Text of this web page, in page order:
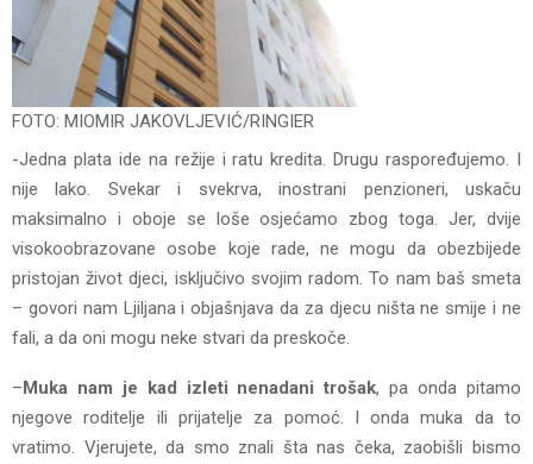
FOTO: MIOMIR JAKOVLJEVIĆ/RINGIER
-Jedna plata ide na režije i ratu kredita. Drugu raspoređujemo. I
nije lako. Svekar i svekrva, inostrani penzioneri, uskaču
maksimalno i oboje se loše osjećamo zbog toga. Jer, dvije
visokoobrazovane osobe koje rade, ne mogu da obezbijede
pristojan život djeci, isključivo svojim radom. To nam baš smeta
– govori nam Ljiljana i objašnjava da za djecu ništa ne smije i ne
fali, a da oni mogu neke stvari da preskoče.
–Muka nam je kad izleti nenadani trošak, pa onda pitamo
njegove roditelje ili prijatelje za pomoć. I onda muka da to
vratimo. Vjerujete, da smo znali šta nas čeka, zaobišli bismo